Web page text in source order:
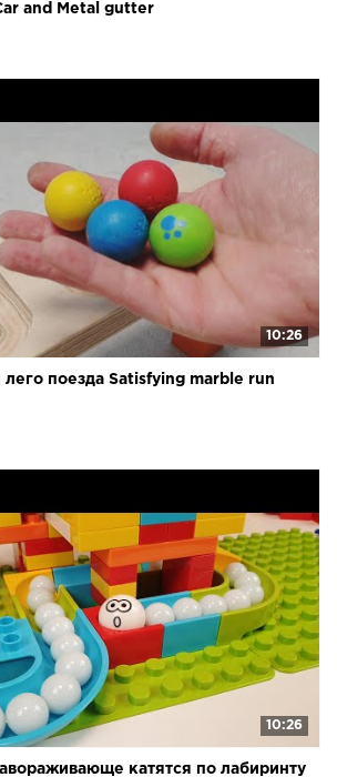
and Metal gutter
10:26
поезда Satisfying marble run
10:26
катятся по лабиринту